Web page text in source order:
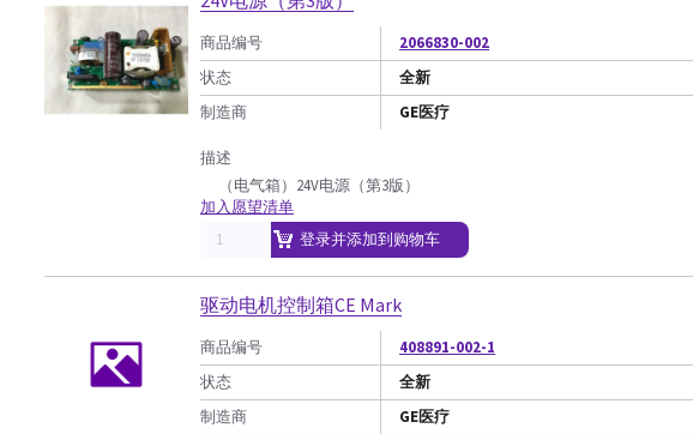
商品编号
2066830-002
状态
全新
制造商
GE医疗
描述
（电气箱）24V电源（第3版）
加入愿望清单
登录并添加到购物车
驱动电机控制箱CE Mark
商品编号
408891-002-1
状态
全新
制造商
GE医疗